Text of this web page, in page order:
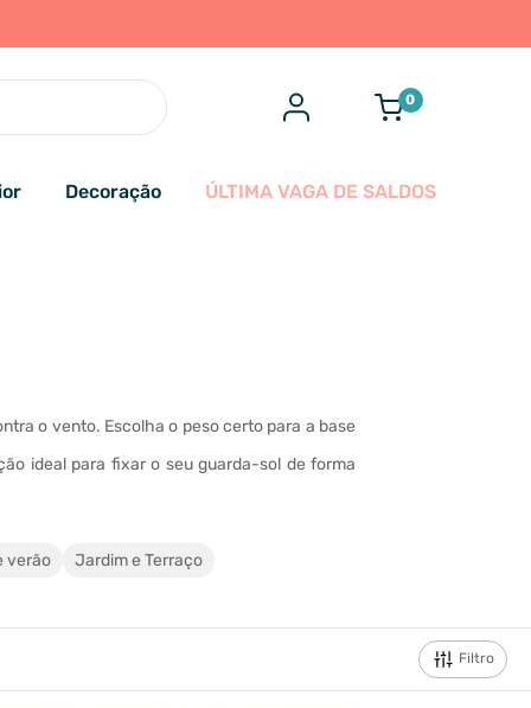
0
Decoração ÚLTIMA VAGA DE SALDOS
o vento. Escolha o peso certo para a base
ideal para fixar o seu guarda-sol de forma
verão Jardim e Terraço
Filtro